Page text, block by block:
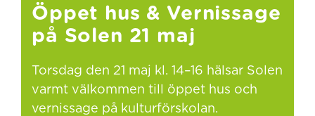
Öppet hus & Vernissage
på Solen 21 maj
Torsdag den 21 maj kl. 14–16 hälsar Solen
varmt välkommen till öppet hus och
vernissage på kulturförskolan.